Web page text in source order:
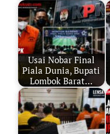
Usai Nobar Final
Piala Dunia, Bupati
Lombok Barat…